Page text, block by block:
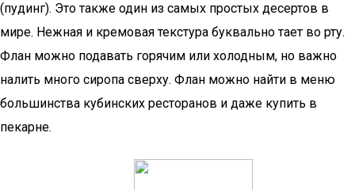
(пудинг). Это также один из самых простых десертов в
мире. Нежная и кремовая текстура буквально тает во рту.
Флан можно подавать горячим или холодным, но важно
налить много сиропа сверху. Флан можно найти в меню
большинства кубинских ресторанов и даже купить в
пекарне.